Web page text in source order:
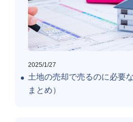
2025/1/27
土地の売却で売るのに必要
まとめ）